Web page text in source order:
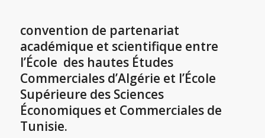
convention de partenariat
académique et scientifique entre
l’École des hautes Études
Commerciales d’Algérie et l’École
Supérieure des Sciences
Économiques et Commerciales de
Tunisie.